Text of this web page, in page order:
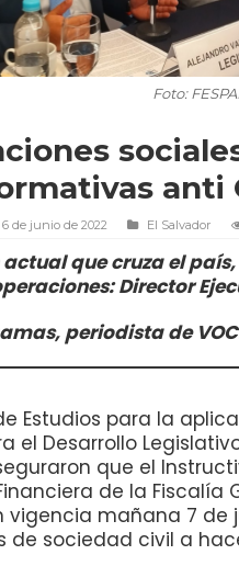
Foto:
anti
6 de junio de 2022 El Salvador
que cruza el
Director
periodista de
Estudios para la
el Desarrollo
que el
de la Fiscalía
vigencia mañana 7 de
de sociedad civil a